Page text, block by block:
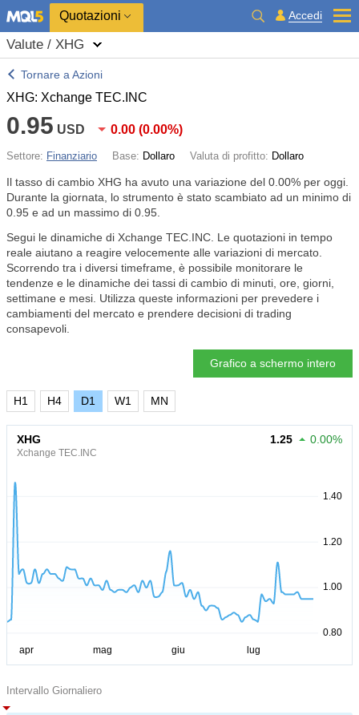
Quotazioni Accedi
Valute / XHG
Tornare a Azioni
XHG: Xchange TEC.INC
0.95 USD 0.00 (0.00%)
Settore: Finanziario Base: Dollaro Valuta di profitto: Dollaro
Il tasso di cambio XHG ha avuto una variazione del 0.00% per oggi.
Durante la giornata, lo strumento è stato scambiato ad un minimo di
0.95 e ad un massimo di 0.95.
Segui le dinamiche di Xchange TEC.INC. Le quotazioni in tempo
reale aiutano a reagire velocemente alle variazioni di mercato.
Scorrendo tra i diversi timeframe, è possibile monitorare le
tendenze e le dinamiche dei tassi di cambio di minuti, ore, giorni,
settimane e mesi. Utilizza queste informazioni per prevedere i
cambiamenti del mercato e prendere decisioni di trading
consapevoli.
Grafico a schermo intero
H1 H4 D1 W1 MN
XHG
Xchange TEC.INC
1.25 0.00%
Intervallo Giornaliero